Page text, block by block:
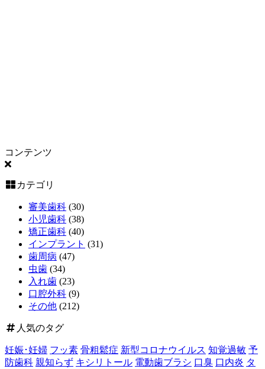
コンテンツ
カテゴリ
審美歯科 (30)
小児歯科 (38)
矯正歯科 (40)
インプラント (31)
歯周病 (47)
虫歯 (34)
入れ歯 (23)
口腔外科 (9)
その他 (212)
人気のタグ
妊娠･妊婦 フッ素 骨粗鬆症 新型コロナウイルス 知覚過敏 予
防歯科 親知らず キシリトール 電動歯ブラシ 口臭 口内炎 タ